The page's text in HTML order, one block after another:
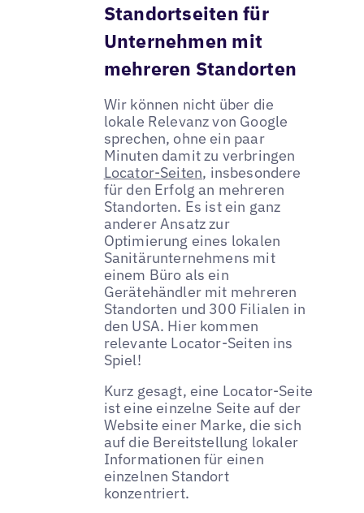
Standortseiten für
Unternehmen mit
mehreren Standorten
Wir können nicht über die
lokale Relevanz von Google
sprechen, ohne ein paar
Minuten damit zu verbringen
Locator-Seiten, insbesondere
für den Erfolg an mehreren
Standorten. Es ist ein ganz
anderer Ansatz zur
Optimierung eines lokalen
Sanitärunternehmens mit
einem Büro als ein
Gerätehändler mit mehreren
Standorten und 300 Filialen in
den USA. Hier kommen
relevante Locator-Seiten ins
Spiel!
Kurz gesagt, eine Locator-Seite
ist eine einzelne Seite auf der
Website einer Marke, die sich
auf die Bereitstellung lokaler
Informationen für einen
einzelnen Standort
konzentriert.